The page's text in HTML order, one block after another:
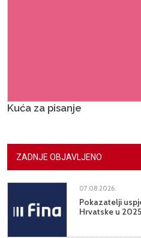
Kuća za pisanje
ZADNJE OBJAVLJENO
07.08.2026.
Pokazatelji
Hrvatske u